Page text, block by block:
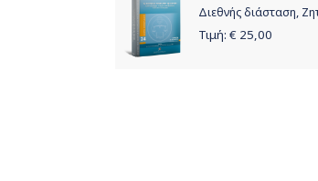
Διεθνής διάσταση,
Τιμή: € 25,00